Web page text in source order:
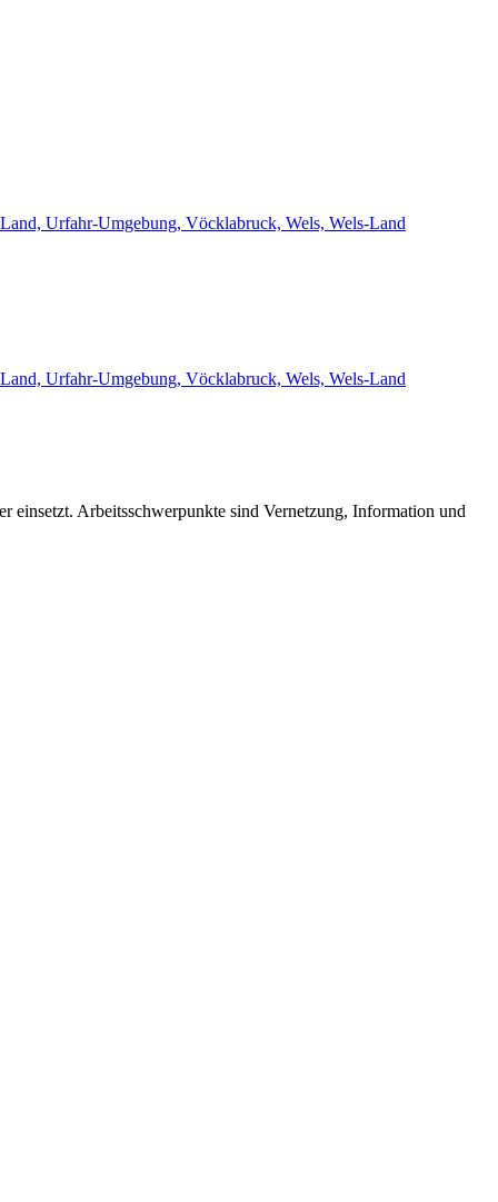
Urfahr-Umgebung, Vöcklabruck, Wels, Wels-Land
Urfahr-Umgebung, Vöcklabruck, Wels, Wels-Land
einsetzt. Arbeitsschwerpunkte sind Vernetzung, Information und